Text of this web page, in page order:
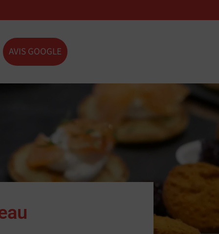
AVIS GOOGLE